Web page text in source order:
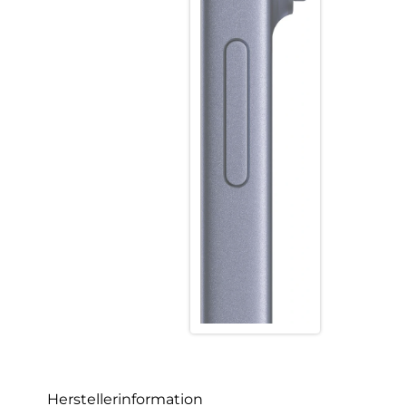
Herstellerinformation